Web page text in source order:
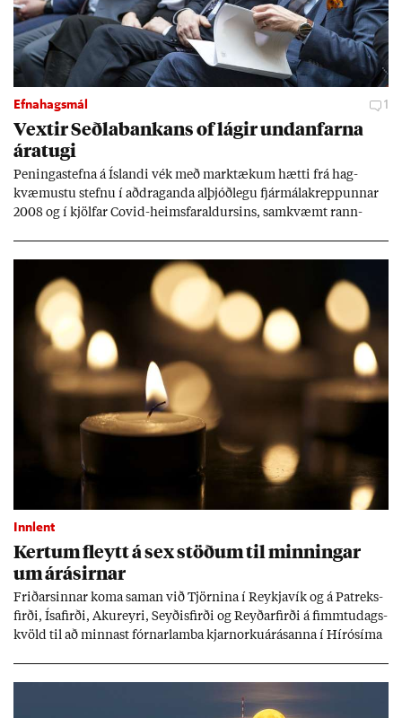
Efnahagsmál 1
Vext­ir Seðla­bank­ans of lág­ir und­an­farna
ára­tugi
Pen­inga­stefna á Ís­landi vék með mark­tæk­um hætti frá hag­
kvæm­ustu stefnu í að­drag­anda al­þjóð­legu fjár­málakrepp­unn­ar
2008 og í kjöl­far Covid-heims­far­ald­urs­ins, sam­kvæmt rann­
Innlent
Kert­um fleytt á sex stöð­um til minn­ing­ar
um árás­irn­ar
Frið­arsinn­ar koma sam­an við Tjörn­ina í Reykja­vík og á Pat­reks­
firði, Ísa­firði, Ak­ur­eyri, Seyð­is­firði og Reyð­ar­firði á fimmtu­dags­
kvöld til að minn­ast fórn­ar­lamba kjarn­orku­árás­anna í Hírósíma